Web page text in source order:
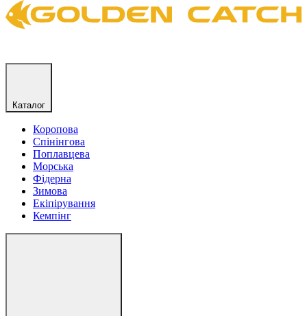
Каталог
Коропова
Спінінгова
Поплавцева
Морська
Фідерна
Зимова
Екіпірування
Кемпінг